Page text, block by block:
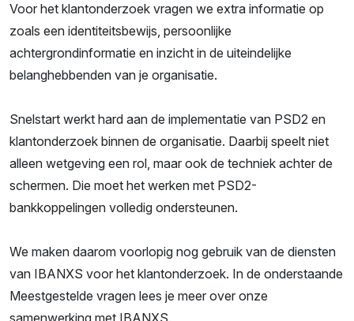
Voor het klantonderzoek vragen we extra informatie op
zoals een identiteitsbewijs, persoonlijke
achtergrondinformatie en inzicht in de uiteindelijke
belanghebbenden van je organisatie.
Snelstart werkt hard aan de implementatie van PSD2 en
klantonderzoek binnen de organisatie. Daarbij speelt niet
alleen wetgeving een rol, maar ook de techniek achter de
schermen. Die moet het werken met PSD2-
bankkoppelingen volledig ondersteunen.
We maken daarom voorlopig nog gebruik van de diensten
van IBANXS voor het klantonderzoek. In de onderstaande
Meestgestelde vragen lees je meer over onze
samenwerking met IBANXS.